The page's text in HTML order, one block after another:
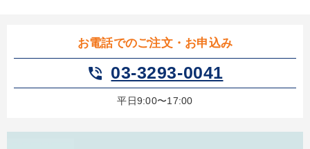
お電話でのご注文・お申込み
phone_in_talk 03-3293-0041
平日9:00〜17:00